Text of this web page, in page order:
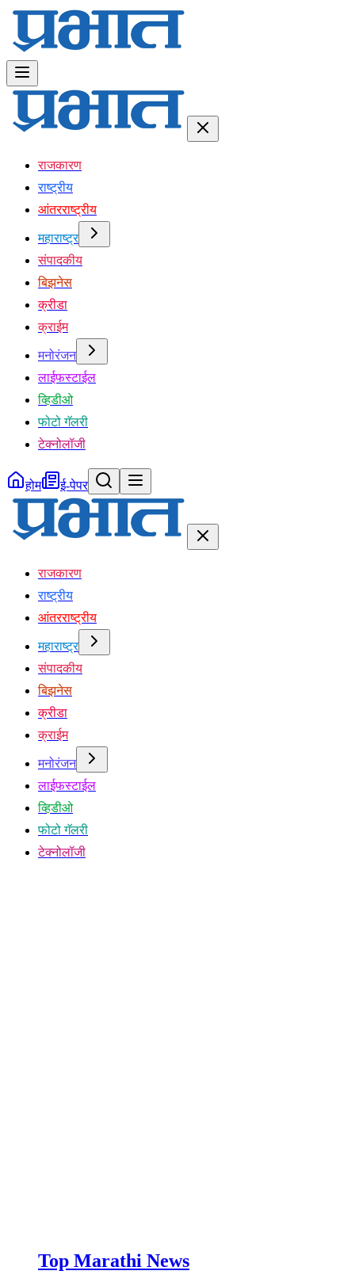
राजकारण
राष्ट्रीय
आंतरराष्ट्रीय
महाराष्ट्र
संपादकीय
बिझनेस
क्रीडा
क्राईम
मनोरंजन
लाईफस्टाईल
व्हिडीओ
फोटो गॅलरी
टेक्नोलॉजी
होम ई-पेपर
राजकारण
राष्ट्रीय
आंतरराष्ट्रीय
महाराष्ट्र
संपादकीय
बिझनेस
क्रीडा
क्राईम
मनोरंजन
लाईफस्टाईल
व्हिडीओ
फोटो गॅलरी
टेक्नोलॉजी
Top Marathi News